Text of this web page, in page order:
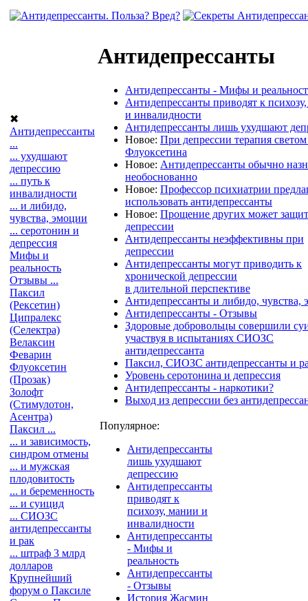
✖
Антидепрессанты
...
... ухудшают
депрессию
... путь к
инвалидности
... и либидо,
чувства, эмоции
... серотонин и
депрессия
Мифы и
реальность
Отзывы ...
Паксил
(Рексетин)
Ципралекс
(Селектра)
Велаксин
Феварин
Флуоксетин
(Прозак)
Золофт
(Стимулотон,
Асентра)
Паксил ...
... и зависимость,
синдром отмены
... и мужская
плодовитость
... и беременность
... и суицид
... СИОЗС
антидепрессанты
и рак
... штраф 3 млрд
долларов
Крупнейший
форум о Паксиле
Антидепрессанты
Антидепрессанты - Мифы и
Антидепрессанты приводят к
и инвалидности
Антидепрессанты лишь ухудшают
Новое: При депрессии терапия
Флуоксетина
Новое: Антидепрессанты обычно
необоснованно
Новое: Профессор психиатрии
использовать антидепрессанты
Новое: Прощение других может
депрессии
Антидепрессанты неэффективны при
депрессии
Антидепрессанты могут приводить к
хронической депрессии
в длительной перспективе
Антидепрессанты и либидо, чувства,
Антидепрессанты - Отзывы
Здоровые добровольцы совершили
участвуя в испытаниях СИОЗС
антидепрессанта
Паксил, СИОЗС антидепрессанты и
Уровень серотонина и депрессия
Антидепрессанты - наркотики?
Выход из депрессии без
Популярное:
Антидепрессанты
лишь ухудшают
депрессию
Антидепрессанты
приводят к
психозу, мании и
инвалидности
Антидепрессанты
- Мифы и
реальность
Антидепрессанты
- Отзывы
История Жасмин